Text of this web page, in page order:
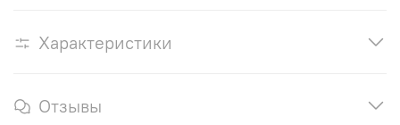
Характеристики
Отзывы